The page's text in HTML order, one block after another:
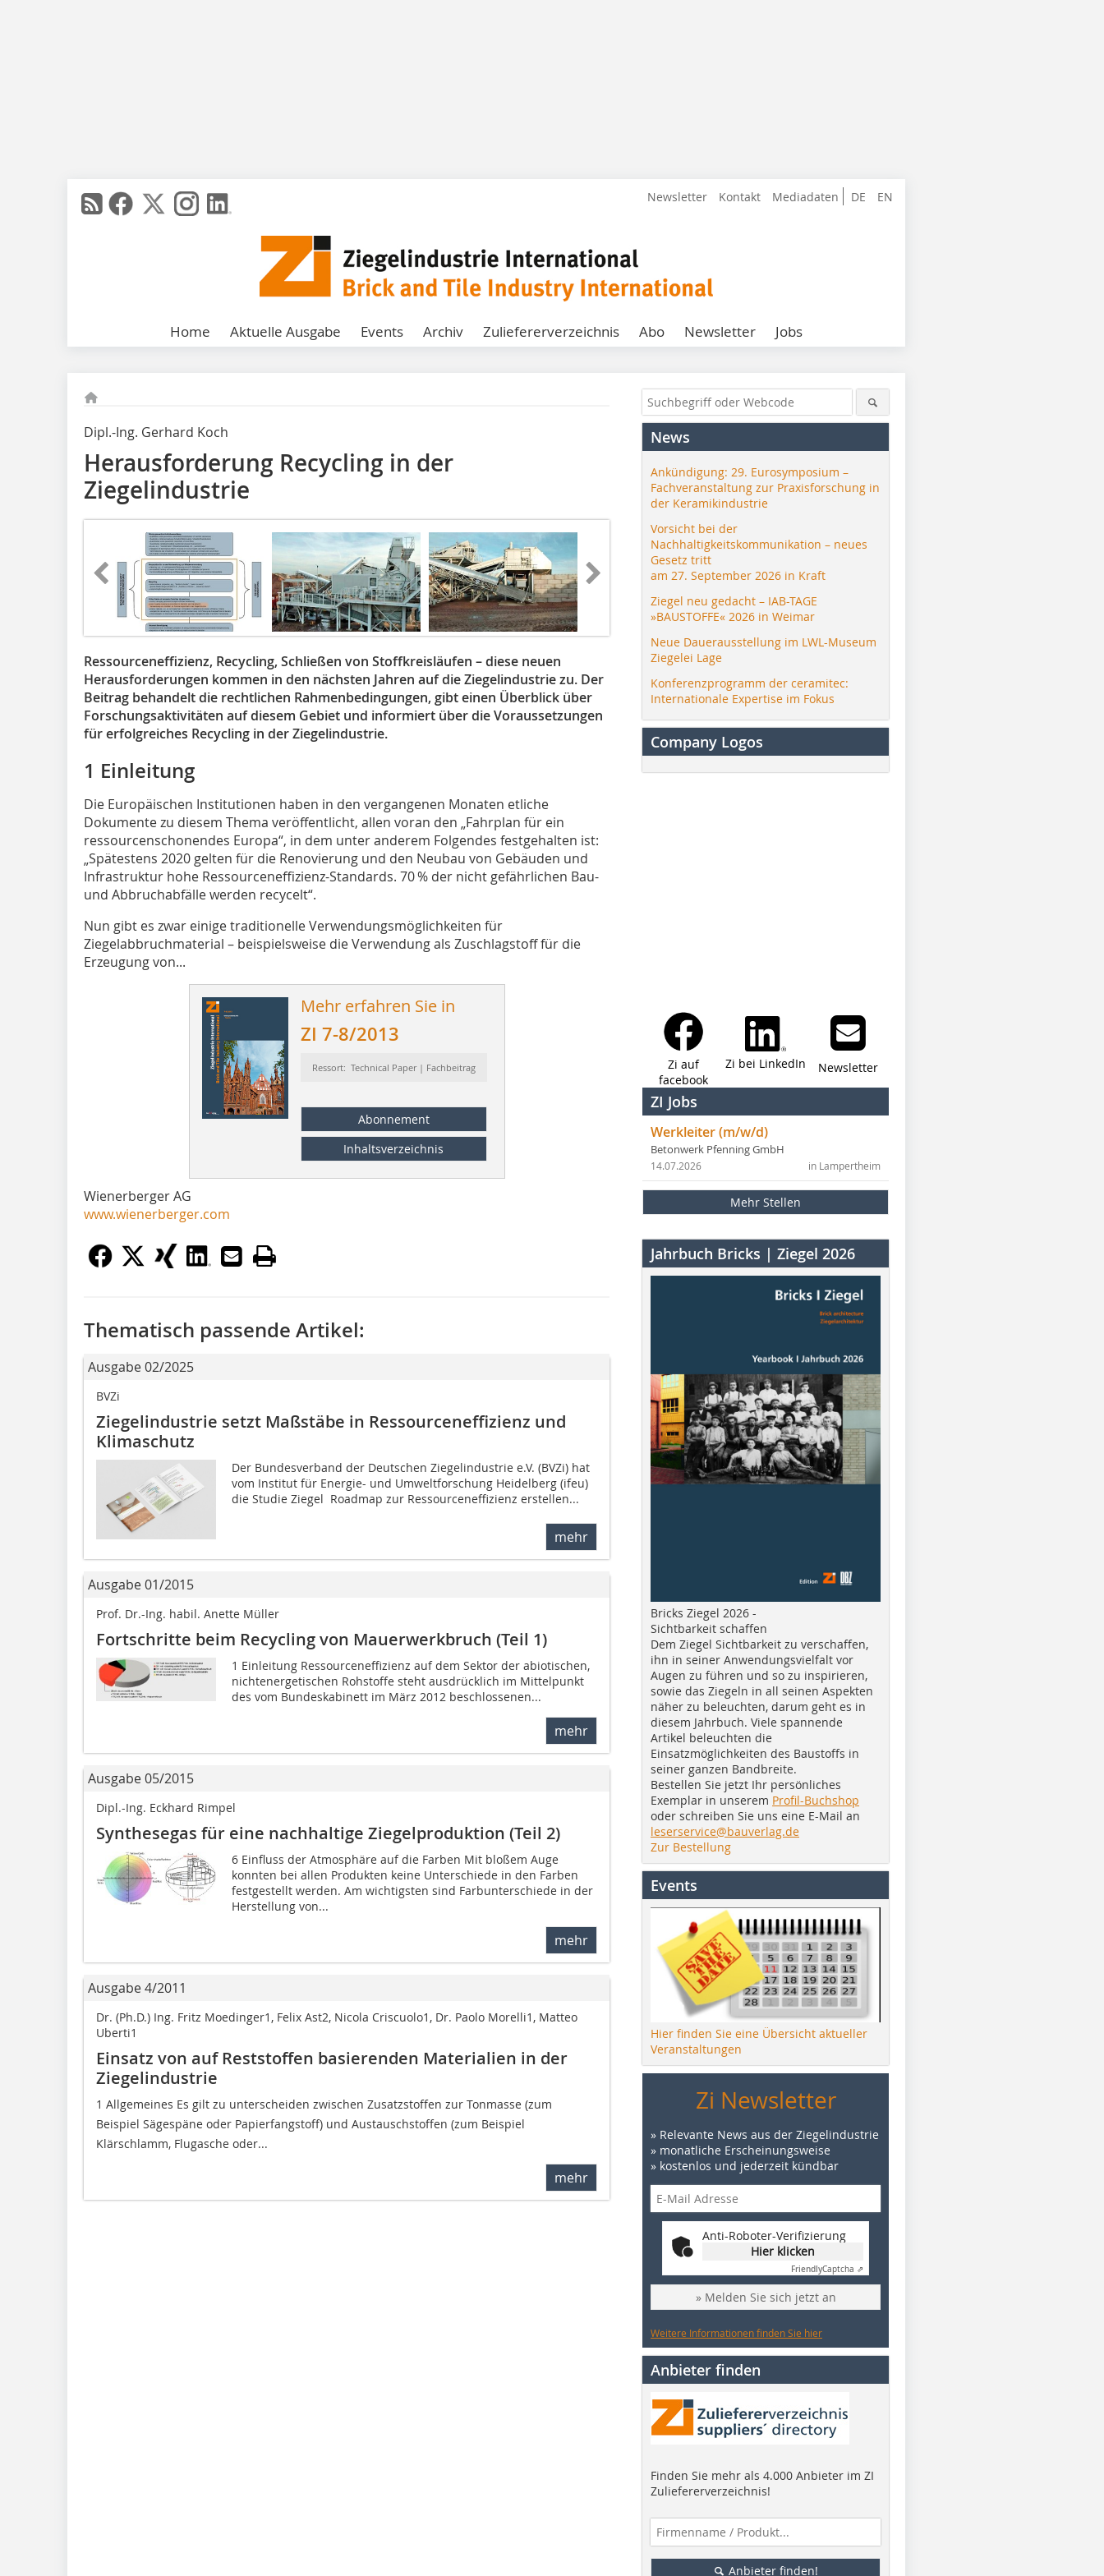
DE EN
Newsletter Kontakt Mediadaten
Home Aktuelle Ausgabe Events Archiv Zuliefererverzeichnis Abo Newsletter Jobs
Dipl.-Ing. Gerhard Koch
Herausforderung Recycling in der
Ziegelindustrie
Ressourceneffizienz, Recycling, Schließen von Stoffkreisläufen – diese neuen
Herausforderungen kommen in den nächsten Jahren auf die Ziegelindustrie zu. Der
Beitrag behandelt die rechtlichen Rahmenbedingungen, gibt einen Überblick über
Forschungsaktivitäten auf diesem Gebiet und informiert über die Voraussetzungen
für erfolgreiches Recycling in der Ziegelindustrie.
1 Einleitung
Die Europäischen Institutionen haben in den vergangenen Monaten etliche
Dokumente zu diesem Thema veröffentlicht, allen voran den „Fahrplan für ein
ressourcenschonendes Europa“, in dem unter anderem Folgendes festgehalten ist:
„Spätestens 2020 gelten für die Renovierung und den Neubau von Gebäuden und
Infrastruktur hohe Ressourceneffizienz-Standards. 70 % der nicht gefährlichen Bau-
und Abbruchabfälle werden recycelt“.
Nun gibt es zwar einige traditionelle Verwendungsmöglichkeiten für
Ziegelabbruchmaterial – beispielsweise die Verwendung als Zuschlagstoff für die
Erzeugung von...
Mehr erfahren Sie in
ZI 7-8/2013
Ressort: Technical Paper | Fachbeitrag
Abonnement
Inhaltsverzeichnis
Wienerberger AG
www.wienerberger.com
Thematisch passende Artikel:
Ausgabe 02/2025
BVZi
Ziegelindustrie setzt Maßstäbe in Ressourceneffizienz und
Klimaschutz
Der Bundesverband der Deutschen Ziegelindustrie e.V. (BVZi) hat
vom Institut für Energie- und Umweltforschung Heidelberg (ifeu)
die Studie Ziegel  Roadmap zur Ressourceneffizienz erstellen...
mehr
Ausgabe 01/2015
Prof. Dr.-Ing. habil. Anette Müller
Fortschritte beim Recycling von Mauerwerkbruch (Teil 1)
1 Einleitung Ressourceneffizienz auf dem Sektor der abiotischen,
nichtenergetischen Rohstoffe steht ausdrücklich im Mittelpunkt
des vom Bundeskabinett im März 2012 beschlossenen...
mehr
Ausgabe 05/2015
Dipl.-Ing. Eckhard Rimpel
Synthesegas für eine nachhaltige Ziegelproduktion (Teil 2)
6 Einfluss der Atmosphäre auf die Farben Mit bloßem Auge
konnten bei allen Produkten keine Unterschiede in den Farben
festgestellt werden. Am wichtigsten sind Farbunterschiede in der
Herstellung von...
mehr
Ausgabe 4/2011
Dr. (Ph.D.) Ing. Fritz Moedinger1, Felix Ast2, Nicola Criscuolo1, Dr. Paolo Morelli1, Matteo
Uberti1
Einsatz von auf Reststoffen basierenden Materialien in der
Ziegelindustrie
1 Allgemeines Es gilt zu unterscheiden zwischen Zusatzstoffen zur Tonmasse (zum
Beispiel Sägespäne oder Papierfangstoff) und Austauschstoffen (zum Beispiel
Klärschlamm, Flugasche oder...
mehr
News
Ankündigung: 29. Eurosymposium –
Fachveranstaltung zur Praxisforschung in
der Keramikindustrie
Vorsicht bei der
Nachhaltigkeitskommunikation – neues
Gesetz tritt
am 27. September 2026 in Kraft
Ziegel neu gedacht – IAB-TAGE
»BAUSTOFFE« 2026 in Weimar
Neue Dauerausstellung im LWL-Museum
Ziegelei Lage
Konferenzprogramm der ceramitec:
Internationale Expertise im Fokus
Company Logos
Zi auf
facebook
Zi bei LinkedIn Newsletter
ZI Jobs
Werkleiter (m/w/d)
Betonwerk Pfenning GmbH
in Lampertheim
14.07.2026
Mehr Stellen
Jahrbuch Bricks | Ziegel 2026
Bricks Ziegel 2026 -
Sichtbarkeit schaffen
Dem Ziegel Sichtbarkeit zu verschaffen,
ihn in seiner Anwendungsvielfalt vor
Augen zu führen und so zu inspirieren,
sowie das Ziegeln in all seinen Aspekten
näher zu beleuchten, darum geht es in
diesem Jahrbuch. Viele spannende
Artikel beleuchten die
Einsatzmöglichkeiten des Baustoffs in
seiner ganzen Bandbreite.
Bestellen Sie jetzt Ihr persönliches
Exemplar in unserem Profil-Buchshop
oder schreiben Sie uns eine E-Mail an
leserservice@bauverlag.de
Zur Bestellung
Events
Hier finden Sie eine Übersicht aktueller
Veranstaltungen
Zi Newsletter
» Relevante News aus der Ziegelindustrie
» monatliche Erscheinungsweise
» kostenlos und jederzeit kündbar
Anti-Roboter-Verifizierung
Hier klicken
FriendlyCaptcha ⇗
» Melden Sie sich jetzt an
Weitere Informationen finden Sie hier
Anbieter finden
Finden Sie mehr als 4.000 Anbieter im ZI
Zuliefererverzeichnis!
Anbieter finden!